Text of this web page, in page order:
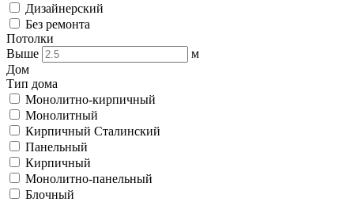
Дизайнерский
Без ремонта
Потолки
Выше
м
Дом
Тип дома
Монолитно-кирпичный
Монолитный
Кирпичный Сталинский
Панельный
Кирпичный
Монолитно-панельный
Блочный